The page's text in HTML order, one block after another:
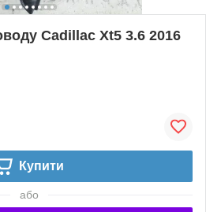
Cadillac Xt5 3.6 2016
Купити
або